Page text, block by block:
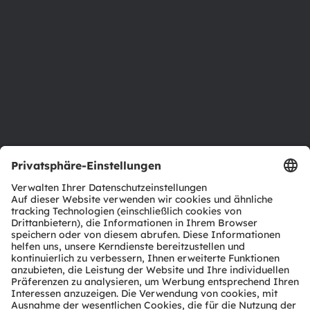
Produkt Selektor
Download Center
Tools
Kundenanfragen
Technischer Support
Partner Netzwerk
Whistleblowing